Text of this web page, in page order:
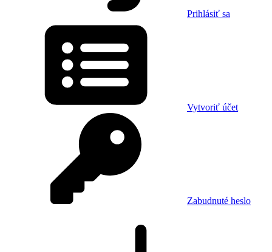
Prihlásiť sa
Vytvoriť účet
Zabudnuté heslo